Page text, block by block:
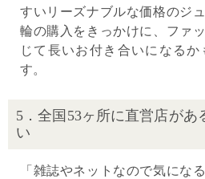
すいリーズナブルな価格のジ
輪の購入をきっかけに、ファ
じて長いお付き合いになる
す。
5．全国53ヶ所に直営店があ
い
「雑誌やネットなので気にな